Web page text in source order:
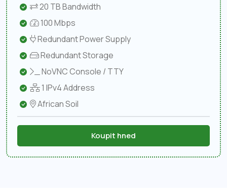
20 TB Bandwidth
100 Mbps
Redundant Power Supply
Redundant Storage
NoVNC Console / TTY
1 IPv4 Address
African Soil
Koupit hned